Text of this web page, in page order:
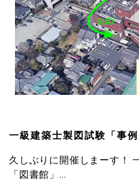
一級建築士製図試験「事例
久しぶりに開催しまーす！
「図書館」…